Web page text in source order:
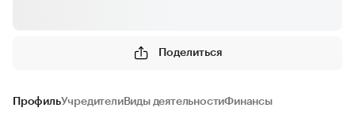
Поделиться
ПрофильУчредителиВиды деятельностиФинансы